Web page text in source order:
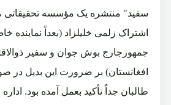
سفید" منتشره یک مؤسسه تحقیقاتی
اشتراک زلمی خلیلزاد (بعداً نماینده
جمهورجارج بوش جوان و سفیر
افغانستان) بر ضرورت این بدیل در
طالبان جداً تأکید بعمل آمده بود.